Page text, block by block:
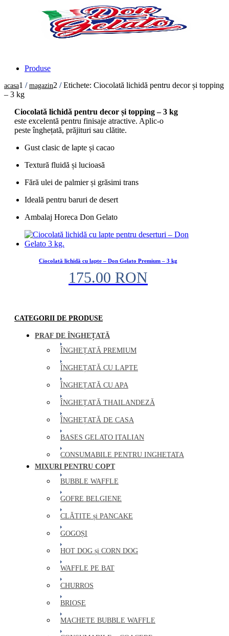
Produse
acasa1 / magazin2 / Etichete: Ciocolată lichidă pentru decor și topping
– 3 kg
Ciocolată lichidă pentru decor și topping – 3 kg
este excelentă pentru finisaje atractive. Aplic-o
peste înghețată, prăjituri sau clătite.
Gust clasic de lapte și cacao
Textură fluidă și lucioasă
Fără ulei de palmier și grăsimi trans
Ideală pentru baruri de desert
Ambalaj Horeca Don Gelato
Ciocolată lichidă cu lapte – Don Gelato Premium – 3 kg
175.00 RON
CATEGORII DE PRODUSE
PRAF DE ÎNGHEȚATĂ
ÎNGHEȚATĂ PREMIUM
ÎNGHEȚATĂ CU LAPTE
ÎNGHEȚATĂ CU APA
ÎNGHEȚATĂ THAILANDEZĂ
ÎNGHEȚATĂ DE CASA
BASES GELATO ITALIAN
CONSUMABILE PENTRU INGHETATA
MIXURI PENTRU COPT
BUBBLE WAFFLE
GOFRE BELGIENE
CLĂTITE și PANCAKE
GOGOȘI
HOT DOG și CORN DOG
WAFFLE PE BAT
CHURROS
BRIOȘE
MACHETE BUBBLE WAFFLE